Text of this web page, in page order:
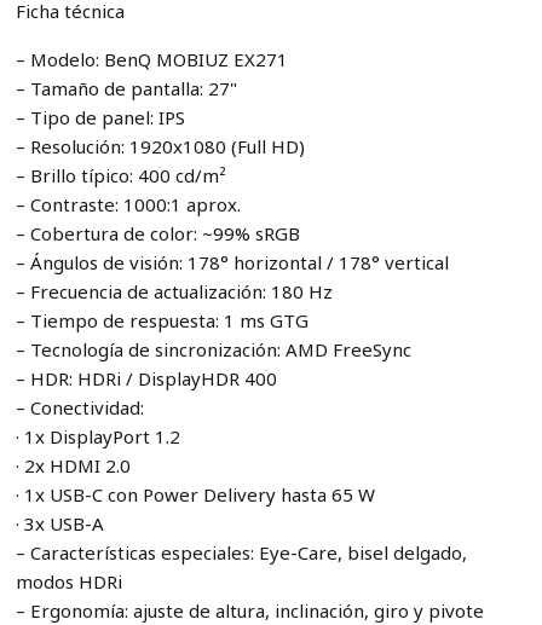
Ficha técnica
– Modelo: BenQ MOBIUZ EX271
– Tamaño de pantalla: 27"
– Tipo de panel: IPS
– Resolución: 1920x1080 (Full HD)
– Brillo típico: 400 cd/m²
– Contraste: 1000:1 aprox.
– Cobertura de color: ~99% sRGB
– Ángulos de visión: 178° horizontal / 178° vertical
– Frecuencia de actualización: 180 Hz
– Tiempo de respuesta: 1 ms GTG
– Tecnología de sincronización: AMD FreeSync
– HDR: HDRi / DisplayHDR 400
– Conectividad:
· 1x DisplayPort 1.2
· 2x HDMI 2.0
· 1x USB-C con Power Delivery hasta 65 W
· 3x USB-A
– Características especiales: Eye-Care, bisel delgado,
modos HDRi
– Ergonomía: ajuste de altura, inclinación, giro y pivote